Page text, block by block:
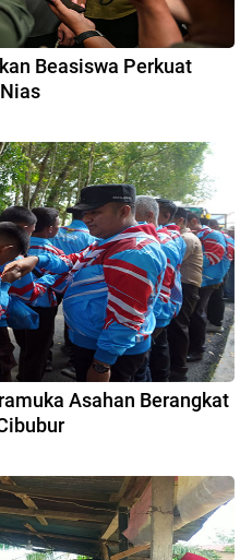
Beasiswa Perkuat
Asahan Berangkat